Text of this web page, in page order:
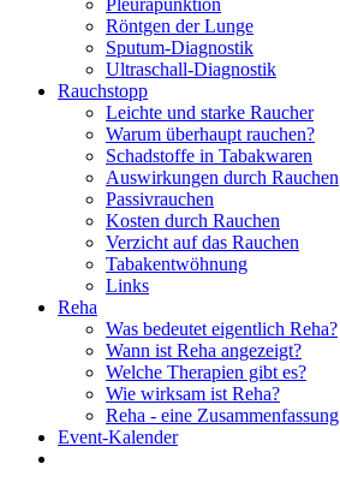
Pleurapunktion
Röntgen der Lunge
Sputum-Diagnostik
Ultraschall-Diagnostik
Rauchstopp
Leichte und starke Raucher
Warum überhaupt rauchen?
Schadstoffe in Tabakwaren
Auswirkungen durch Rauchen
Passivrauchen
Kosten durch Rauchen
Verzicht auf das Rauchen
Tabakentwöhnung
Links
Reha
Was bedeutet eigentlich Reha?
Wann ist Reha angezeigt?
Welche Therapien gibt es?
Wie wirksam ist Reha?
Reha - eine Zusammenfassung
Event-Kalender